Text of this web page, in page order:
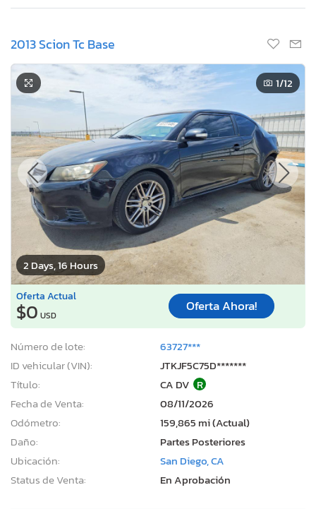
2013 Scion Tc Base
2 Days, 16 Hours
1/12
Oferta Actual
$0 USD
Oferta Ahora!
Número de lote:
63727***
ID vehicular (VIN):
JTKJF5C75D*******
Título:
CA DV R
Fecha de Venta:
08/11/2026
Odómetro:
159,865 mi (Actual)
Daño:
Partes Posteriores
Ubicación:
San Diego, CA
Status de Venta:
En Aprobación